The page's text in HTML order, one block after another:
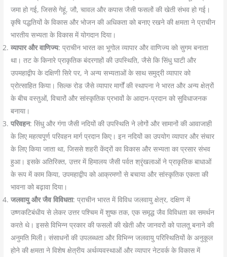
जमा हो गई, जिससे गेहूं, जौ, चावल और कपास जैसी फसलों की खेती संभव हो गई।
कृषि पद्धतियों के विकास और भोजन की अधिकता को बनाए रखने की क्षमता ने प्राचीन
भारतीय सभ्यता के विकास में योगदान दिया।
व्यापार और वाणिज्य: प्राचीन भारत का भूगोल व्यापार और वाणिज्य को सुगम बनाता
था। तट के किनारे प्राकृतिक बंदरगाहों की उपस्थिति, जैसे कि सिंधु घाटी और
उपमहाद्वीप के दक्षिणी सिरे पर, ने अन्य सभ्यताओं के साथ समुद्री व्यापार को
प्रोत्साहित किया। सिल्क रोड जैसे व्यापार मार्गों की स्थापना ने भारत और अन्य क्षेत्रों
के बीच वस्तुओं, विचारों और सांस्कृतिक प्रभावों के आदान-प्रदान को सुविधाजनक
बनाया।
परिवहन: सिंधु और गंगा जैसी नदियों की उपस्थिति ने लोगों और सामानों की आवाजाही
के लिए महत्वपूर्ण परिवहन मार्ग प्रदान किए। इन नदियों का उपयोग व्यापार और संचार
के लिए किया जाता था, जिससे शहरी केंद्रों का विकास और सभ्यता का प्रसार संभव
हुआ। इसके अतिरिक्त, उत्तर में हिमालय जैसी पर्वत श्रृंखलाओं ने प्राकृतिक बाधाओं
के रूप में काम किया, उपमहाद्वीप को आक्रमणों से बचाया और सांस्कृतिक एकता की
भावना को बढ़ावा दिया।
जलवायु और जैव विविधता: प्राचीन भारत में विविध जलवायु क्षेत्र, दक्षिण में
उष्णकटिबंधीय से लेकर उत्तर पश्चिम में शुष्क तक, एक समृद्ध जैव विविधता का समर्थन
करते थे। इससे विभिन्न प्रकार की फसलों की खेती और जानवरों को पालतू बनाने की
अनुमति मिली। संसाधनों की उपलब्धता और विभिन्न जलवायु परिस्थितियों के अनुकूल
होने की क्षमता ने विशेष क्षेत्रीय अर्थव्यवस्थाओं और व्यापार नेटवर्क के विकास में